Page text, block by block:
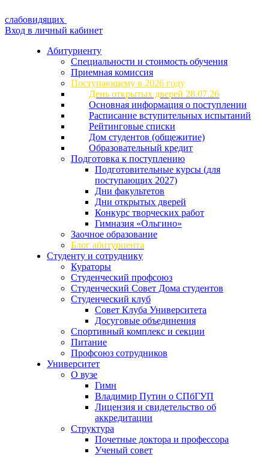
слабовидящих
Вход в личный кабинет
Абитуриенту
Специальности и стоимость обучения
Приемная комиссия
Поступающему в 2026 году
День открытых дверей 28.07.26
Основная информация о поступлении
Расписание вступительных испытаний
Рейтинговые списки
Дом студентов (общежитие)
Образовательный кредит
Подготовка к поступлению
Подготовительные курсы (для
поступающих 2027)
Дни факультетов
Дни открытых дверей
Конкурс творческих работ
Гимназия «Ольгино»
Заочное образование
Блог абитуриента
Студенту и сотруднику
Кураторы
Студенческий профсоюз
Студенческий Совет Дома студентов
Студенческий клуб
Совет Клуба Университета
Досуговые объединения
Спортивный комплекс и секции
Питание
Профсоюз сотрудников
Университет
О вузе
Гимн
Владимир Путин о СПбГУП
Лицензия и свидетельство об
аккредитации
Структура
Почетные доктора и профессора
Ученый совет